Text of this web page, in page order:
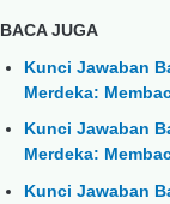
BACA JUGA
Kunci Jawaban
Merdeka:
Kunci Jawaban
Merdeka:
Kunci Jawaban